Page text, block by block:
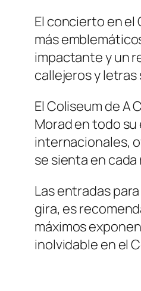
El concierto en el
más
impactante y un
callejeros y
El Coliseum de A
Morad en todo
internacionales,
se sienta en
Las entradas
gira, es
máximos
inolvidable en el